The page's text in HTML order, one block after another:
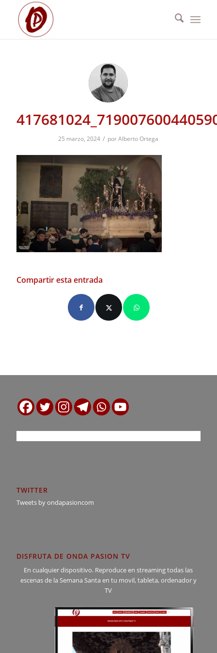
25 marzo, 2024 / porAlberto Ortega
Compartir esta entrada
TWITTER
Tweets by ondapasioncom
DISFRUTA DE ONDA PASION TV
En cualquier dispositivo. Reproduce en streaming todas las
escenas de la Semana Santa en tu movil, tableta, ordenador y
TV